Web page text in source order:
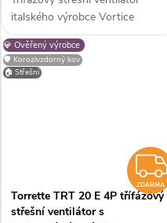
italského výrobce Vortice
Torrette TRT 150 E 8P s
horizontálním výfukem vhodný
pro montáž na střechy
💎 Ověřený výrobce
🛡️ Korozivzdorný kov
🏠 Střešní
ZDARMA
Torrette TRT 20 E 4P třífázový
střešní ventilátor s